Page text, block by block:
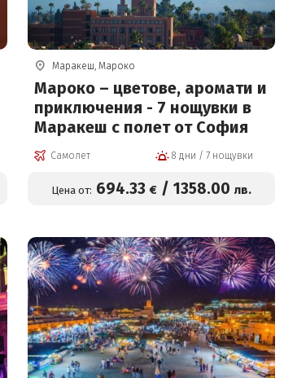
Маракеш, Мароко
Мароко – цветове, аромати и
приключения - 7 нощувки в
Маракеш с полет от София
Самолет 8 дни / 7 нощувки
Цена от: 694.33 €/ 1358.00 лв.